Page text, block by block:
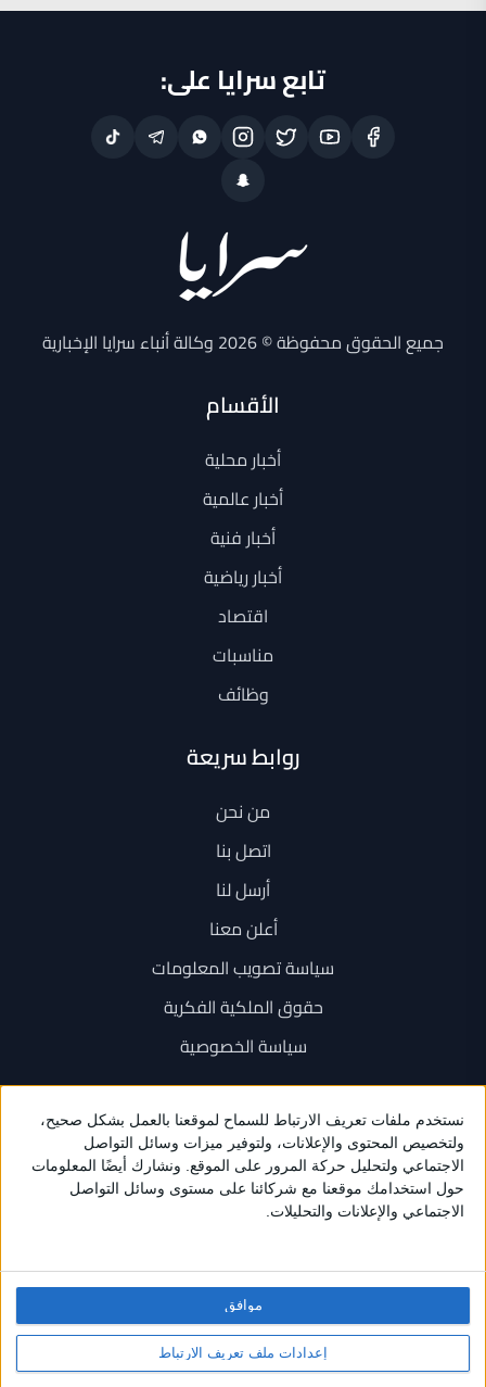
موافق
تابع سرايا على:
جميع الحقوق محفوظة © 2026 وكالة أنباء سرايا الإخبارية
الأقسام
أخبار محلية
أخبار عالمية
أخبار فنية
أخبار رياضية
اقتصاد
مناسبات
وظائف
روابط سريعة
من نحن
اتصل بنا
أرسل لنا
أعلن معنا
سياسة تصويب المعلومات
حقوق الملكية الفكرية
سياسة الخصوصية
اتصل بنا
+962 6 534 1777
+962 79 202 7000
برمجة واستضافة وتصميم